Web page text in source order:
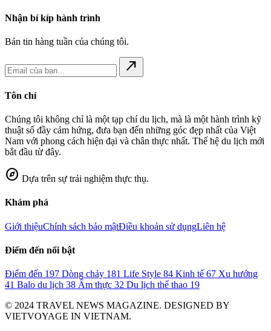
Nhận bí kíp hành trình
Bản tin hàng tuần của chúng tôi.
north_east
Tôn chỉ
Chúng tôi không chỉ là một tạp chí du lịch, mà là một hành trình kỹ
thuật số đầy cảm hứng, đưa bạn đến những góc đẹp nhất của Việt
Nam với phong cách hiện đại và chân thực nhất. Thế hệ du lịch mới
bắt đầu từ đây.
explore Dựa trên sự trải nghiệm thực thụ.
Khám phá
Giới thiệuChính sách bảo mậtĐiều khoản sử dụngLiên hệ
Điểm đến nổi bật
Điểm đến 197 Dòng chảy 181 Life Style 84 Kinh tế 67 Xu hướng
41 Balo du lịch 38 Ẩm thực 32 Du lịch thể thao 19
© 2024 TRAVEL NEWS MAGAZINE. DESIGNED BY
VIETVOYAGE IN VIETNAM.